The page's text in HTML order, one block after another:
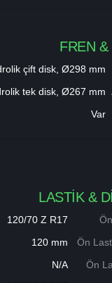
FREN &
çift disk, Ø298 mm
tek disk, Ø267 mm
Var
LASTİK &
120/70 Z R17
120 mm
Ön
N/A
Ön